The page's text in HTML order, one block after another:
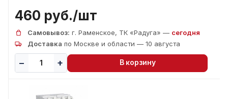
460 руб./шт
Самовывоз: г. Раменское, ТК «Радуга» — сегодня
Доставка по Москве и области — 10 августа
В корзину